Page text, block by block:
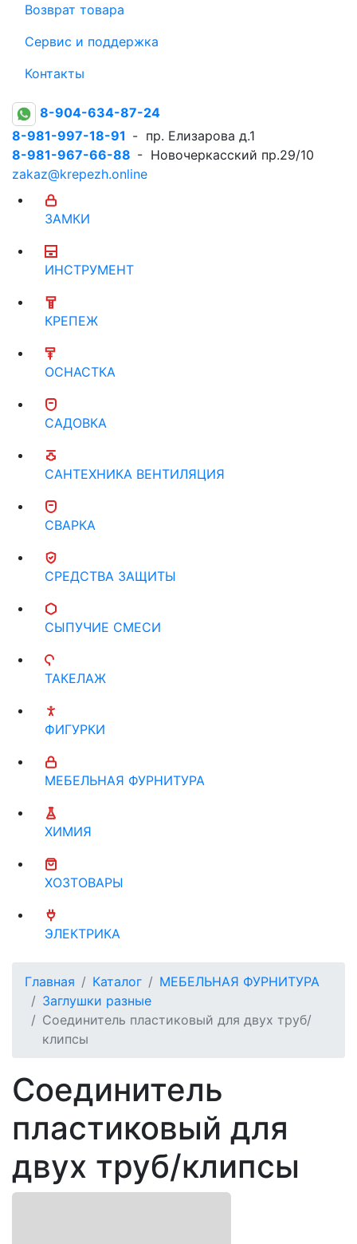
Возврат товара
Сервис и поддержка
Контакты
8-904-634-87-24
8-981-997-18-91 - пр. Елизарова д.1
8-981-967-66-88 - Новочеркасский пр.29/10
zakaz@krepezh.online
ЗАМКИ
ИНСТРУМЕНТ
КРЕПЕЖ
ОСНАСТКА
САДОВКА
САНТЕХНИКА ВЕНТИЛЯЦИЯ
СВАРКА
СРЕДСТВА ЗАЩИТЫ
СЫПУЧИЕ СМЕСИ
ТАКЕЛАЖ
ФИГУРКИ
МЕБЕЛЬНАЯ ФУРНИТУРА
ХИМИЯ
ХОЗТОВАРЫ
ЭЛЕКТРИКА
Главная Каталог
МЕБЕЛЬНАЯ ФУРНИТУРА
Заглушки разные
Соединитель пластиковый для двух труб/
клипсы
Соединитель
пластиковый для
двух труб/клипсы